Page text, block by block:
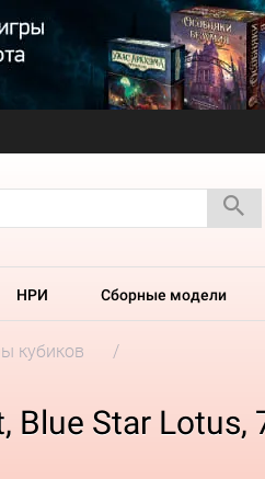
НРИ Сборные модели
кубиков
Blue Star Lotus,